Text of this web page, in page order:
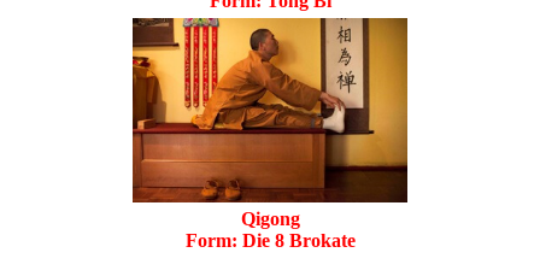
Qigong
Form: Die 8 Brokate